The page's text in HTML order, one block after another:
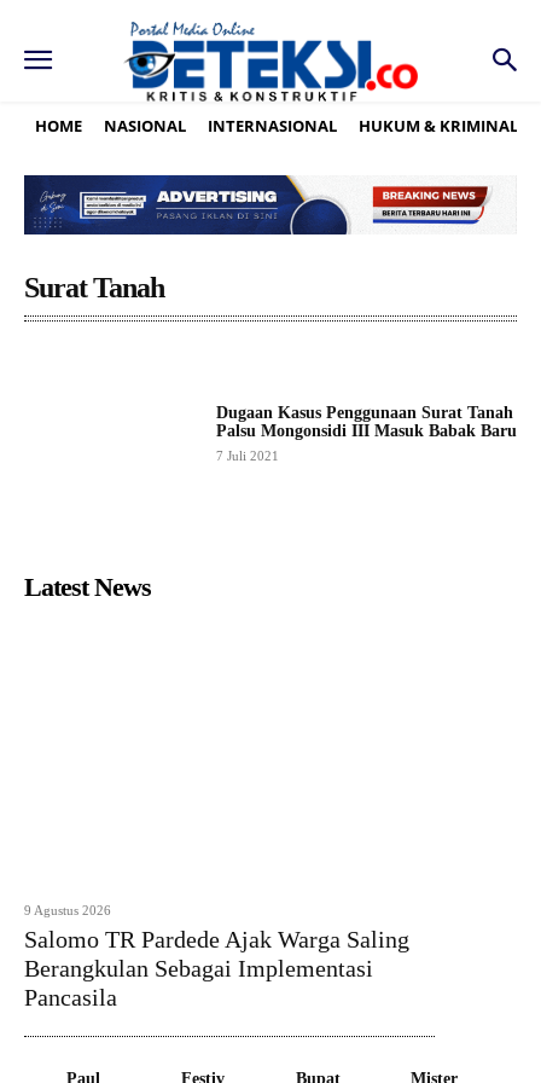
HOME NASIONAL INTERNASIONAL HUKUM & KRIMINAL
Surat Tanah
Dugaan Kasus Penggunaan Surat Tanah
Palsu Mongonsidi III Masuk Babak Baru
7 Juli 2021
Latest News
9 Agustus 2026
Salomo TR Pardede Ajak Warga Saling
Berangkulan Sebagai Implementasi
Pancasila
Paul
Festiv
Bupat
Mister